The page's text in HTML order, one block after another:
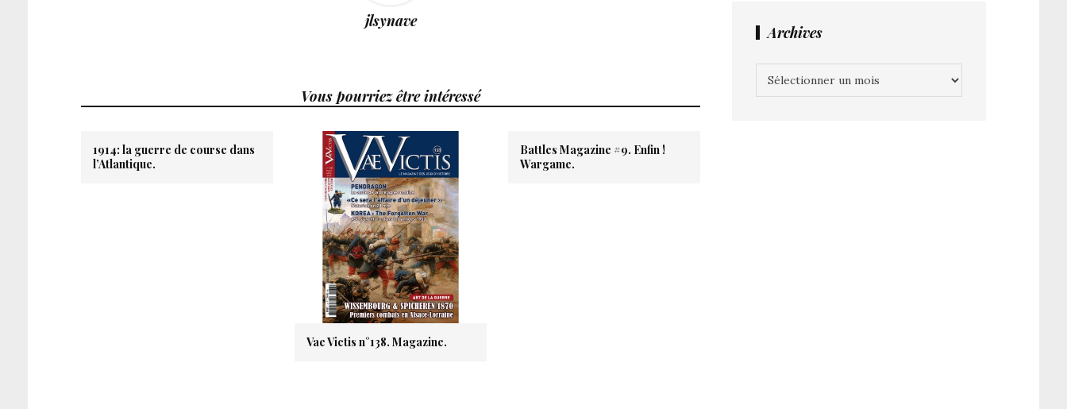
jlsynave
Vous pourriez être intéressé
1914: la guerre de course dans
l’Atlantique.
Vae Victis n°138. Magazine.
Battles Magazine #9. Enfin !
Wargame.
Archives